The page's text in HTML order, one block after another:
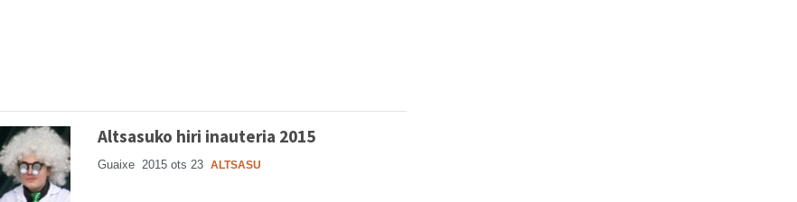
Altsasuko hiri inauteria 2015
Guaixe 2015 ots 23 ALTSASU